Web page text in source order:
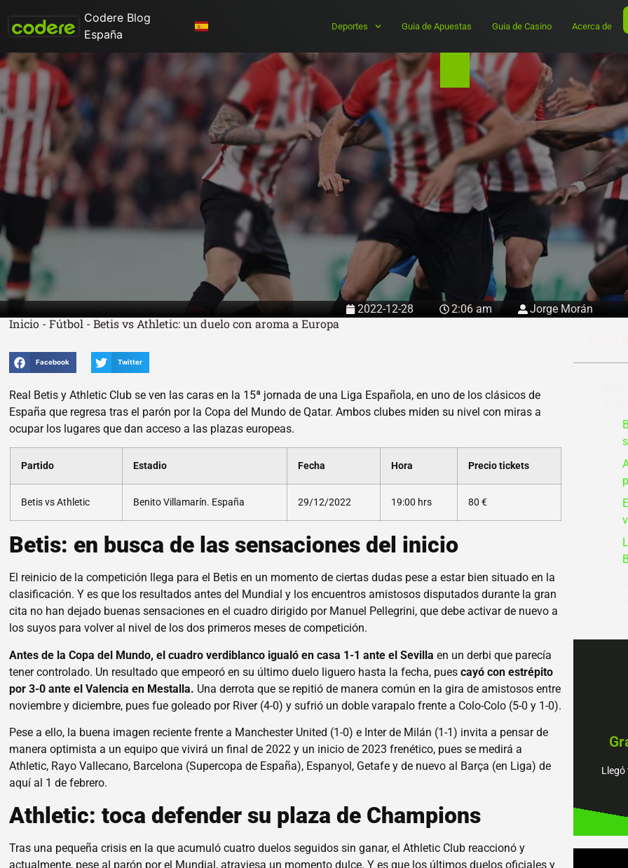
Codere Blog
España
Deportes Guia de Apuestas Guia de Casino Acerca de
2022-12-28 2:06 am Jorge Morán
Inicio - Fútbol - Betis vs Athletic: un duelo con aroma a Europa
Facebook Twitter
Real Betis y Athletic Club se ven las caras en la 15ª jornada de una Liga Española, en uno de los clásicos de
España que regresa tras el parón por la Copa del Mundo de Qatar. Ambos clubes miden su nivel con miras a
ocupar los lugares que dan acceso a las plazas europeas.
Partido Estadio Fecha Hora Precio tickets
Betis vs Athletic Benito Villamarín. España 29/12/2022 19:00 hrs 80 €
Betis: en busca de las sensaciones del inicio
El reinicio de la competición llega para el Betis en un momento de ciertas dudas pese a estar bien situado en la
clasificación. Y es que los resultados antes del Mundial y los encuentros amistosos disputados durante la gran
cita no han dejado buenas sensaciones en el cuadro dirigido por Manuel Pellegrini, que debe activar de nuevo a
los suyos para volver al nivel de los dos primeros meses de competición.
Antes de la Copa del Mundo, el cuadro verdiblanco igualó en casa 1-1 ante el Sevilla en un derbi que parecía
tener controlado. Un resultado que empeoró en su último duelo liguero hasta la fecha, puescayó con estrépito
por 3-0 ante el Valencia en Mestalla. Una derrota que se repitió de manera común en la gira de amistosos entre
noviembre y diciembre, pues fue goleado por River (4-0) y sufrió un doble varapalo frente a Colo-Colo (5-0 y 1-0).
Pese a ello, la buena imagen reciente frente a Manchester United (1-0) e Inter de Milán (1-1) invita a pensar de
manera optimista a un equipo que vivirá un final de 2022 y un inicio de 2023 frenético, pues se medirá a
Athletic, Rayo Vallecano, Barcelona (Supercopa de España), Espanyol, Getafe y de nuevo al Barça (en Liga) de
aquí al 1 de febrero.
Athletic: toca defender su plaza de Champions
Tras una pequeña crisis en la que acumuló cuatro duelos seguidos sin ganar, el Athletic Club reaccionó y
actualmente, pese al parón por el Mundial, atraviesa un momento dulce. Y es que los últimos duelos oficiales y
Llegó